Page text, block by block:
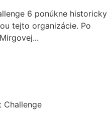
6 ponúkne historicky
tejto organizácie. Po